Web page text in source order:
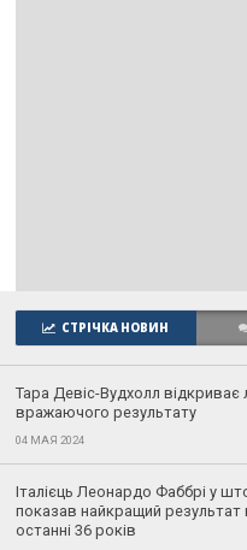
СТРІЧКА НОВИН
Тара Девіс-Вудхолл відкриває
вражаючого результату
04 МАЯ 2024
Італієць Леонардо Фаббрі у
показав найкращий результат
останні 36 років